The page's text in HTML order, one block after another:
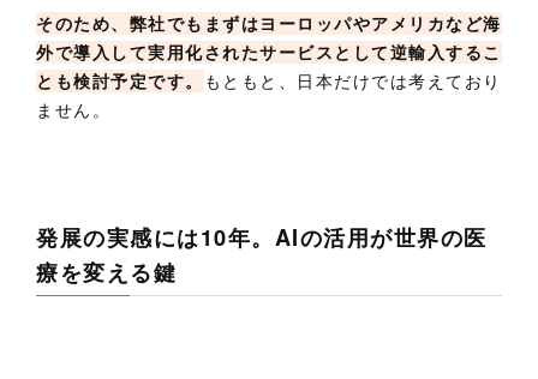
そのため、弊社でもまずはヨーロッパやアメリカなど海
外で導入して実用化されたサービスとして逆輸入するこ
とも検討予定です。
もともと、日本だけでは考えており
ません。
発展の実感には10年。AIの活用が世界の医
療を変える鍵